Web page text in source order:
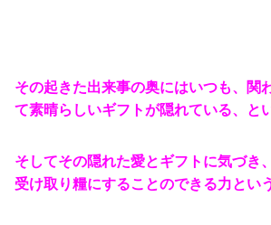
その起きた出来事の奥にはいつも、関
て素晴らしいギフトが隠れている、と
そしてその隠れた愛とギフトに気づき
受け取り糧にすることのできる力とい